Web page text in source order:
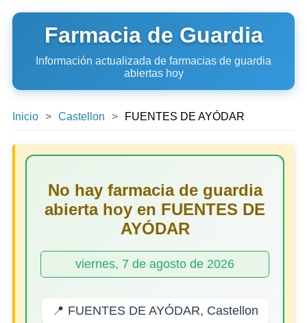
Farmacia de Guardia
Información actualizada de farmacias de guardia
abiertas hoy
Inicio Castellon FUENTES DE AYÓDAR
No hay farmacia de guardia
abierta hoy en FUENTES DE
AYÓDAR
viernes, 7 de agosto de 2026
📍 FUENTES DE AYÓDAR, Castellon